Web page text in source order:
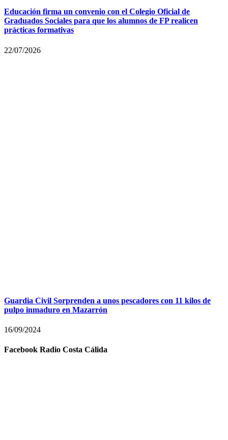
Educación firma un convenio con el Colegio Oficial de
Graduados Sociales para que los alumnos de FP realicen
prácticas formativas
22/07/2026
Guardia Civil Sorprenden a unos pescadores con 11 kilos de
pulpo inmaduro en Mazarrón
16/09/2024
Facebook Radio Costa Cálida